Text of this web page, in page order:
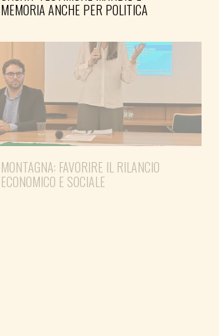
MEMORIA ANCHE PER POLITICA
MONTAGNA: FAVORIRE IL RILANCIO
ECONOMICO E SOCIALE